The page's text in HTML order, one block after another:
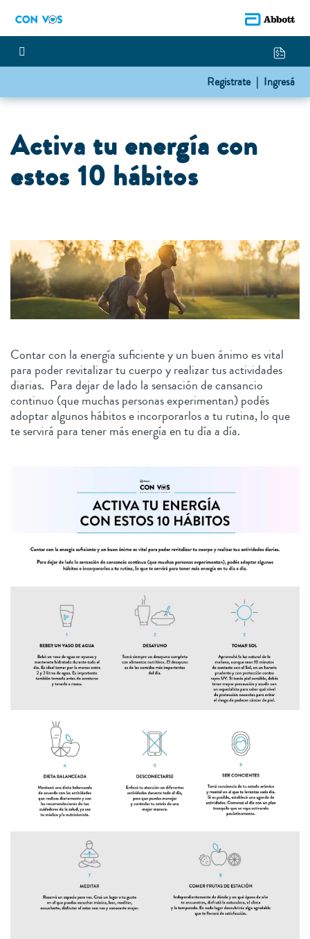
Registrate | Ingresá
Activa tu energía con
estos 10 hábitos
Contar con la energía suficiente y un buen ánimo es vital
para poder revitalizar tu cuerpo y realizar tus actividades
diarias. Para dejar de lado la sensación de cansancio
continuo (que muchas personas experimentan) podés
adoptar algunos hábitos e incorporarlos a tu rutina, lo que
te servirá para tener más energía en tu día a día.